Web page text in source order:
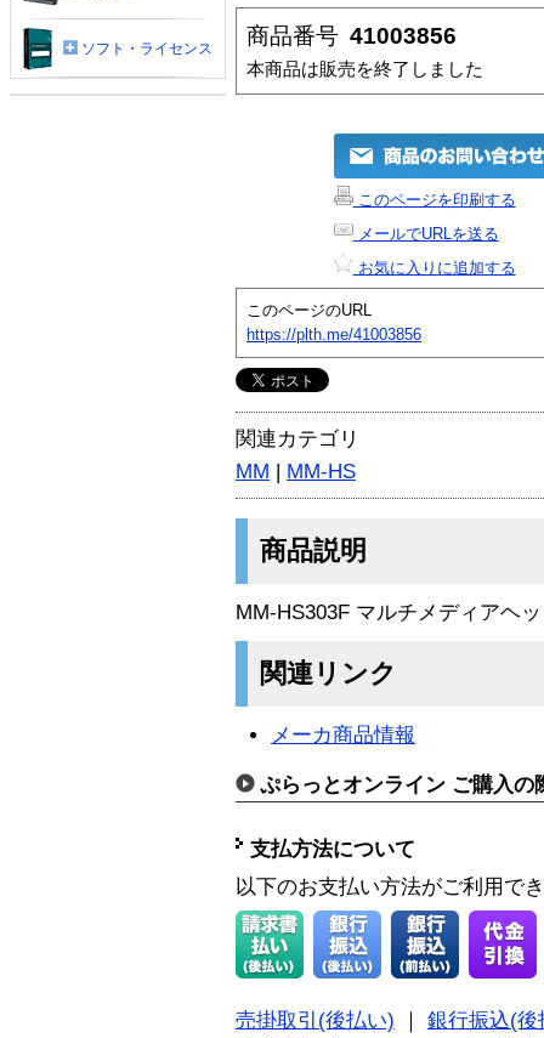
商品番号 41003856
本商品は販売を終了しました
このページを印刷する
メールでURLを送る
お気に入りに追加する
このページのURL
https://plth.me/41003856
関連カテゴリ
MM | MM-HS
商品説明
MM-HS303F マルチメディアヘ
関連リンク
メーカ商品情報
ぷらっとオンライン ご購入の
支払方法について
以下のお支払い方法がご利用で
売掛取引(後払い)
銀行振込(後
ソフト・ライセンス